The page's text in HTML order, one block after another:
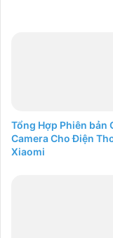
Tổng Hợp Phiên bản
Camera Cho Điện
Xiaomi